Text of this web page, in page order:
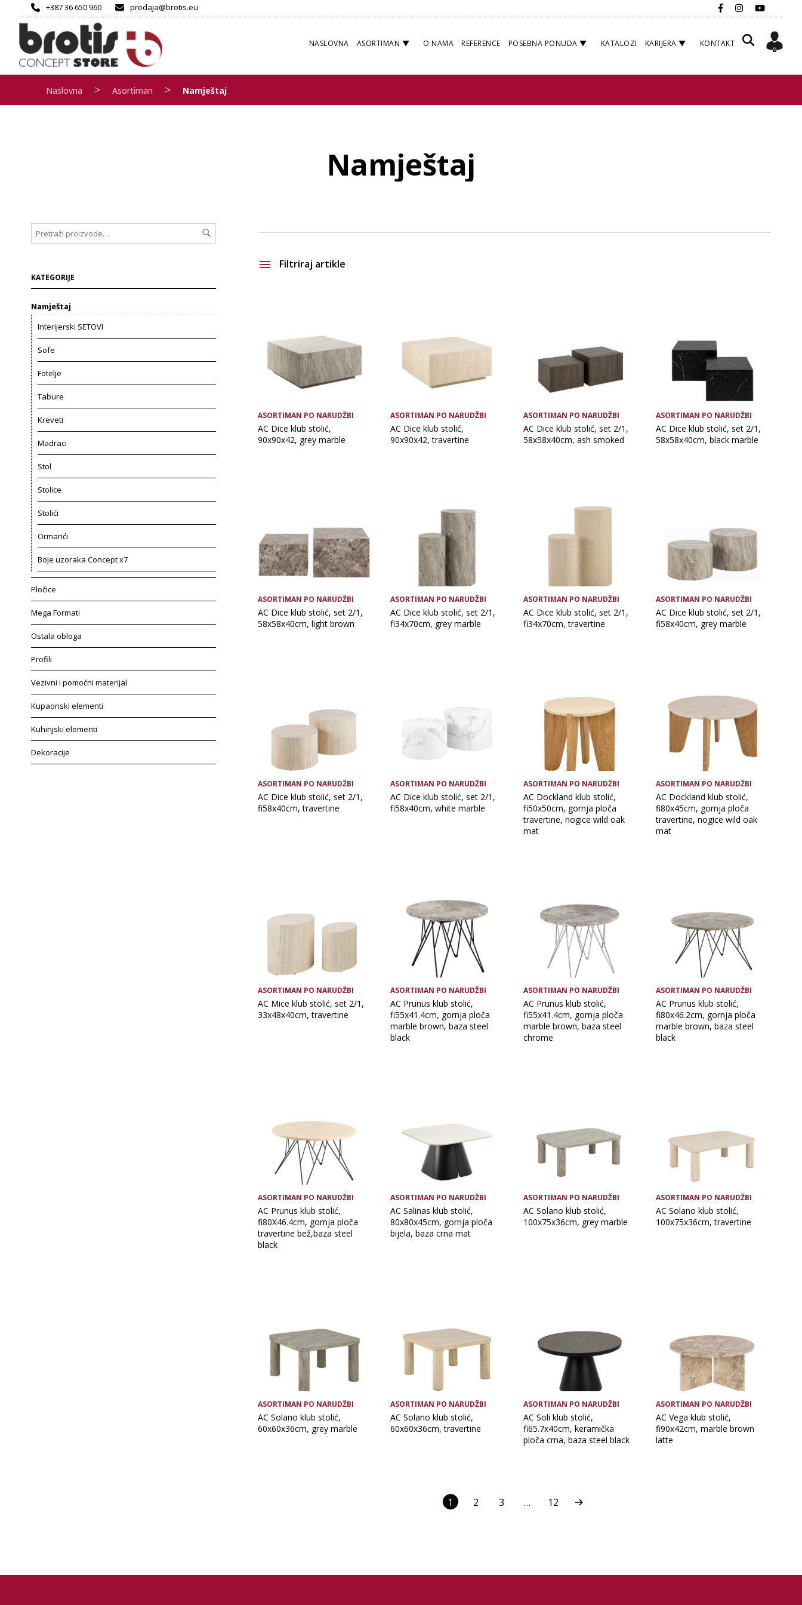
+387 36 650 960 prodaja@brotis.eu
NASLOVNA ASORTIMAN O NAMA REFERENCE POSEBNA PONUDA KATALOZI KARIJERA KONTAKT
Naslovna > Asortiman > Namještaj
Namještaj
KATEGORIJE
Namještaj
Interijerski SETOVI
Sofe
Fotelje
Tabure
Kreveti
Madraci
Stol
Stolice
Stolići
Ormarići
Boje uzoraka Concept x7
Pločice
Mega Formati
Ostala obloga
Profili
Vezivni i pomoćni materijal
Kupaonski elementi
Kuhinjski elementi
Dekoracije
Filtriraj artikle
ASORTIMAN PO NARUDŽBI
AC Dice klub stolić,
90x90x42, grey marble
ASORTIMAN PO NARUDŽBI
AC Dice klub stolić,
90x90x42, travertine
ASORTIMAN PO NARUDŽBI
AC Dice klub stolić, set 2/1,
58x58x40cm, ash smoked
ASORTIMAN PO NARUDŽBI
AC Dice klub stolić, set 2/1,
58x58x40cm, black marble
ASORTIMAN PO NARUDŽBI
AC Dice klub stolić, set 2/1,
58x58x40cm, light brown
ASORTIMAN PO NARUDŽBI
AC Dice klub stolić, set 2/1,
fi34x70cm, grey marble
ASORTIMAN PO NARUDŽBI
AC Dice klub stolić, set 2/1,
fi34x70cm, travertine
ASORTIMAN PO NARUDŽBI
AC Dice klub stolić, set 2/1,
fi58x40cm, grey marble
ASORTIMAN PO NARUDŽBI
AC Dice klub stolić, set 2/1,
fi58x40cm, travertine
ASORTIMAN PO NARUDŽBI
AC Dice klub stolić, set 2/1,
fi58x40cm, white marble
ASORTIMAN PO NARUDŽBI
AC Dockland klub stolić,
fi50x50cm, gornja ploča
travertine, nogice wild oak
mat
ASORTIMAN PO NARUDŽBI
AC Dockland klub stolić,
fi80x45cm, gornja ploča
travertine, nogice wild oak
mat
ASORTIMAN PO NARUDŽBI
AC Mice klub stolić, set 2/1,
33x48x40cm, travertine
ASORTIMAN PO NARUDŽBI
AC Prunus klub stolić,
fi55x41.4cm, gornja ploča
marble brown, baza steel
black
ASORTIMAN PO NARUDŽBI
AC Prunus klub stolić,
fi55x41.4cm, gornja ploča
marble brown, baza steel
chrome
ASORTIMAN PO NARUDŽBI
AC Prunus klub stolić,
fi80x46.2cm, gornja ploča
marble brown, baza steel
black
ASORTIMAN PO NARUDŽBI
AC Prunus klub stolić,
fi80X46.4cm, gornja ploča
travertine bež,baza steel
black
ASORTIMAN PO NARUDŽBI
AC Salinas klub stolić,
80x80x45cm, gornja ploča
bijela, baza crna mat
ASORTIMAN PO NARUDŽBI
AC Solano klub stolić,
100x75x36cm, grey marble
ASORTIMAN PO NARUDŽBI
AC Solano klub stolić,
100x75x36cm, travertine
ASORTIMAN PO NARUDŽBI
AC Solano klub stolić,
60x60x36cm, grey marble
ASORTIMAN PO NARUDŽBI
AC Solano klub stolić,
60x60x36cm, travertine
ASORTIMAN PO NARUDŽBI
AC Soli klub stolić,
fi65.7x40cm, keramička
ploča crna, baza steel black
ASORTIMAN PO NARUDŽBI
AC Vega klub stolić,
fi90x42cm, marble brown
latte
1 2 3 … 12